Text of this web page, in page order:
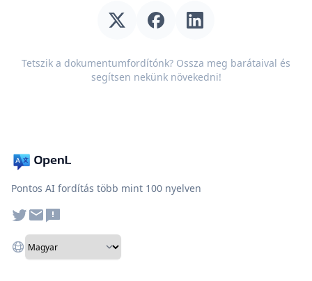
Tetszik a dokumentumfordítónk? Ossza meg barátaival és
segítsen nekünk növekedni!
Pontos AI fordítás több mint 100 nyelven